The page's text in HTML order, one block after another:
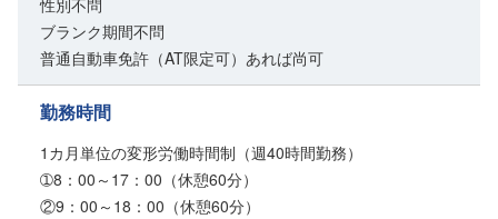
性別不問
ブランク期間不問
普通自動車免許（AT限定可）あれば尚可
勤務時間
1カ月単位の変形労働時間制（週40時間勤務）
➀8：00～17：00（休憩60分）
②9：00～18：00（休憩60分）